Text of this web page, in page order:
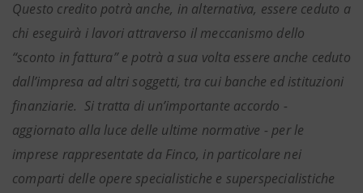
Questo credito potrà anche, in alternativa, essere ceduto a
chi eseguirà i lavori attraverso il meccanismo dello
“sconto in fattura” e potrà a sua volta essere anche ceduto
dall’impresa ad altri soggetti, tra cui banche ed istituzioni
finanziarie. Si tratta di un’importante accordo -
aggiornato alla luce delle ultime normative - per le
imprese rappresentate da Finco, in particolare nei
comparti delle opere specialistiche e superspecialistiche